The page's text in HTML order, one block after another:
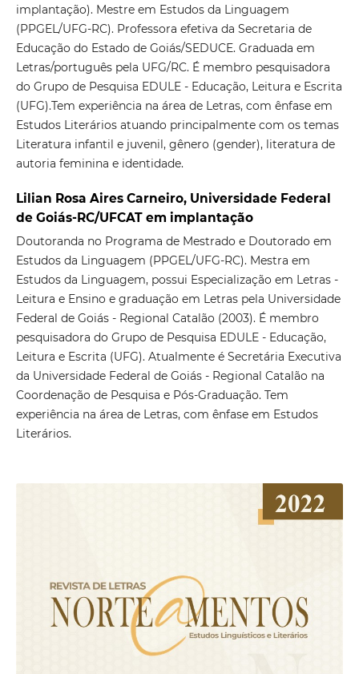
implantação). Mestre em Estudos da Linguagem
(PPGEL/UFG-RC). Professora efetiva da Secretaria de
Educação do Estado de Goiás/SEDUCE. Graduada em
Letras/português pela UFG/RC. É membro pesquisadora
do Grupo de Pesquisa EDULE - Educação, Leitura e Escrita
(UFG).Tem experiência na área de Letras, com ênfase em
Estudos Literários atuando principalmente com os temas
Literatura infantil e juvenil, gênero (gender), literatura de
autoria feminina e identidade.
Lilian Rosa Aires Carneiro, Universidade Federal
de Goiás-RC/UFCAT em implantação
Doutoranda no Programa de Mestrado e Doutorado em
Estudos da Linguagem (PPGEL/UFG-RC). Mestra em
Estudos da Linguagem, possui Especialização em Letras -
Leitura e Ensino e graduação em Letras pela Universidade
Federal de Goiás - Regional Catalão (2003). É membro
pesquisadora do Grupo de Pesquisa EDULE - Educação,
Leitura e Escrita (UFG). Atualmente é Secretária Executiva
da Universidade Federal de Goiás - Regional Catalão na
Coordenação de Pesquisa e Pós-Graduação. Tem
experiência na área de Letras, com ênfase em Estudos
Literários.